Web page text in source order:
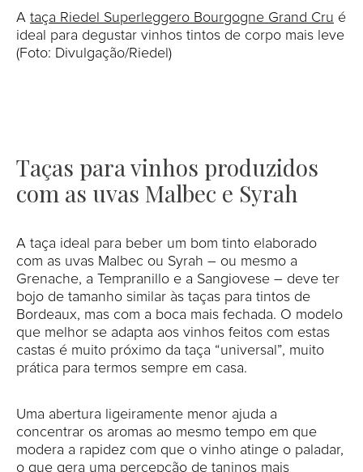
A taça Riedel Superleggero Bourgogne Grand Cru é
ideal para degustar vinhos tintos de corpo mais leve
(Foto: Divulgação/Riedel)
Taças para vinhos produzidos
com as uvas Malbec e Syrah
A taça ideal para beber um bom tinto elaborado
com as uvas Malbec ou Syrah – ou mesmo a
Grenache, a Tempranillo e a Sangiovese – deve ter
bojo de tamanho similar às taças para tintos de
Bordeaux, mas com a boca mais fechada. O modelo
que melhor se adapta aos vinhos feitos com estas
castas é muito próximo da taça “universal”, muito
prática para termos sempre em casa.
Uma abertura ligeiramente menor ajuda a
concentrar os aromas ao mesmo tempo em que
modera a rapidez com que o vinho atinge o paladar,
o que gera uma percepção de taninos mais